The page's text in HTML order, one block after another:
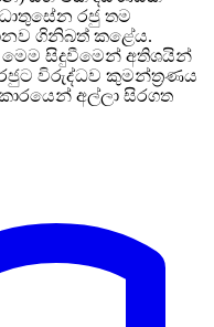
රජු තම
ගිනිබත් කළේය.
මෙම සිදුවීමෙන් අතිශයින්
විරුද්ධව කුමන්ත්‍රණය
අල්ලා සිරගත